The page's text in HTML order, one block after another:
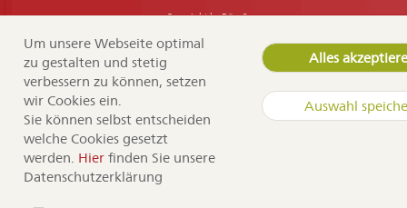
Copyright by Dürr Samen
Um unsere Webseite optimal
zu gestalten und stetig
verbessern zu können, setzen
wir Cookies ein.
Sie können selbst entscheiden
welche Cookies gesetzt
werden. Hierfinden Sie unsere
Datenschutzerklärung
Alles
Auswahl